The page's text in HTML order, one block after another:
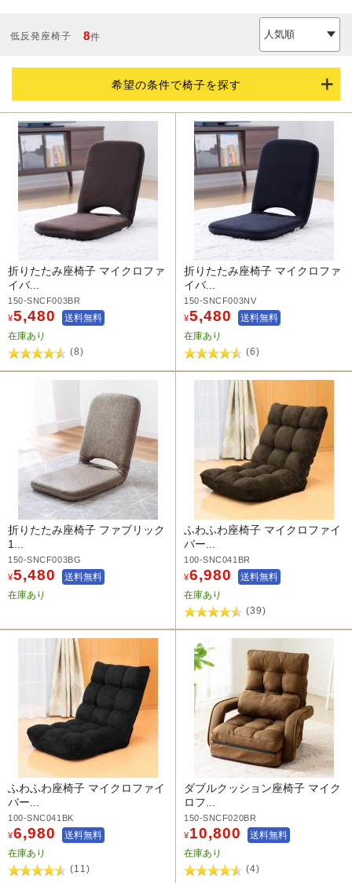
低反発座椅子 8件
希望の条件で椅子を探す
折りたたみ座椅子 マイクロファ
イバ...
150-SNCF003BR
¥5,480
送料無料
在庫あり
(8)
折りたたみ座椅子 マイクロファ
イバ...
150-SNCF003NV
¥5,480
送料無料
在庫あり
(6)
折りたたみ座椅子 ファブリック
1...
150-SNCF003BG
¥5,480
送料無料
在庫あり
ふわふわ座椅子 マイクロファイ
バー...
100-SNC041BR
¥6,980
送料無料
在庫あり
(39)
ふわふわ座椅子 マイクロファイ
バー...
100-SNC041BK
¥6,980
送料無料
在庫あり
(11)
ダブルクッション座椅子 マイク
ロフ...
150-SNCF020BR
¥10,800
送料無料
在庫あり
(4)